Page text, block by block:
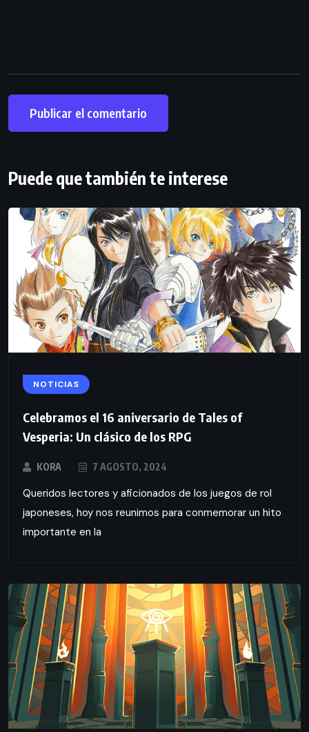
Puede que también te interese
NOTICIAS
Celebramos el 16 aniversario de Tales of
Vesperia: Un clásico de los RPG
KORA 7 AGOSTO, 2024
Queridos lectores y aficionados de los juegos de rol
japoneses, hoy nos reunimos para conmemorar un hito
importante en la